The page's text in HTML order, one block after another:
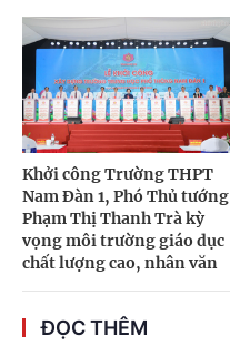
Khởi công Trường THPT
Nam Đàn 1, Phó Thủ tướng
Phạm Thị Thanh Trà kỳ
vọng môi trường giáo dục
chất lượng cao, nhân văn
ĐỌC THÊM